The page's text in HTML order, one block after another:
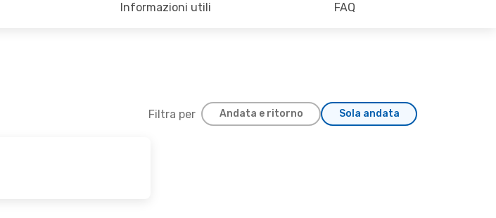
Informazioni utili FAQ
Filtra per Andata e ritorno Sola andata